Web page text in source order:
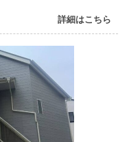
詳細はこちら